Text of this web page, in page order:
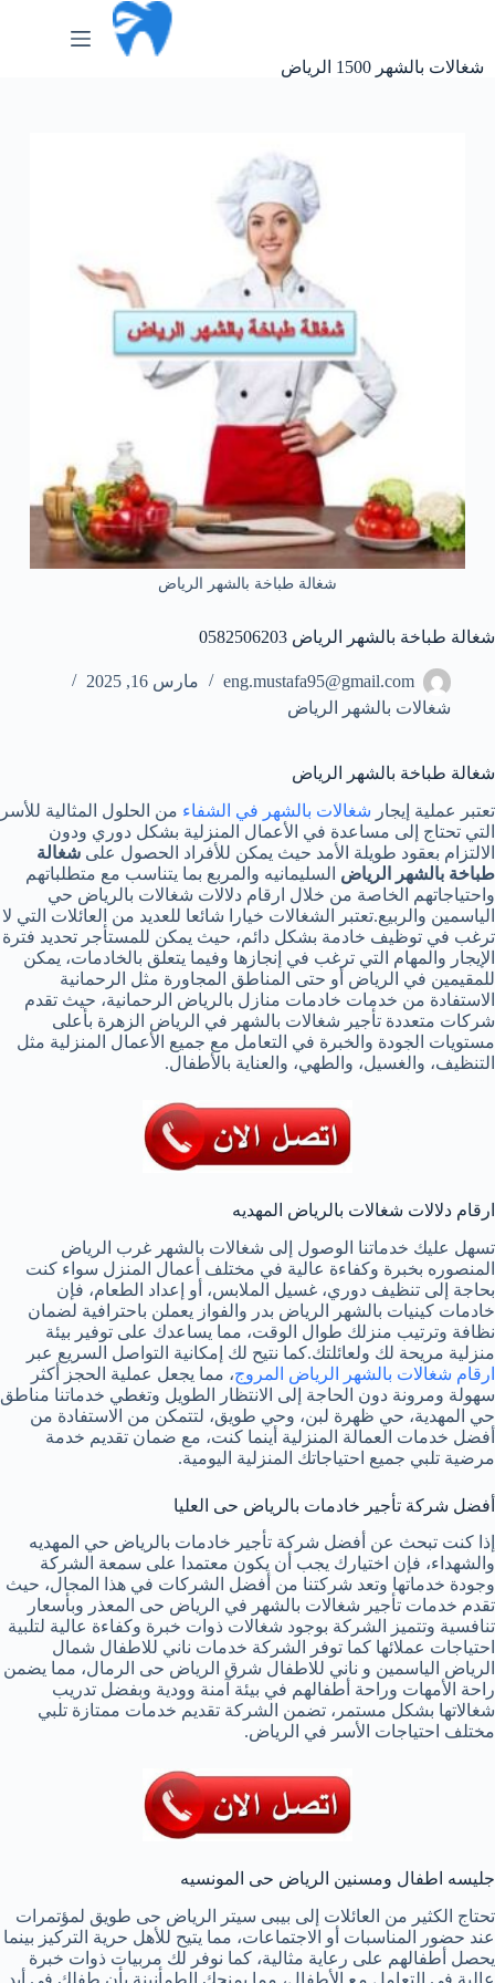
شغالات بالشهر 1500 الرياض
شغالة طباخة بالشهر الرياض
شغالة طباخة بالشهر الرياض 0582506203
eng.mustafa95@gmail.com
مارس 16, 2025
شغالات بالشهر الرياض
شغالة طباخة بالشهر الرياض
تعتبر عملية إيجار شغالات بالشهر في الشفاء من الحلول المثالية للأسر
التي تحتاج إلى مساعدة في الأعمال المنزلية بشكل دوري ودون
الالتزام بعقود طويلة الأمد حيث يمكن للأفراد الحصول على شغالة
طباخة بالشهر الرياض السليمانيه والمربع بما يتناسب مع متطلباتهم
واحتياجاتهم الخاصة من خلال ارقام دلالات شغالات بالرياض حي
الياسمين والربيع.تعتبر الشغالات خيارا شائعا للعديد من العائلات التي لا
ترغب في توظيف خادمة بشكل دائم، حيث يمكن للمستأجر تحديد فترة
الإيجار والمهام التي ترغب في إنجازها وفيما يتعلق بالخادمات، يمكن
للمقيمين في الرياض أو حتى المناطق المجاورة مثل الرحمانية
الاستفادة من خدمات خادمات منازل بالرياض الرحمانية، حيث تقدم
شركات متعددة تأجير شغالات بالشهر في الرياض الزهرة بأعلى
مستويات الجودة والخبرة في التعامل مع جميع الأعمال المنزلية مثل
التنظيف، والغسيل، والطهي، والعناية بالأطفال.
ارقام دلالات شغالات بالرياض المهديه
تسهل عليك خدماتنا الوصول إلى شغالات بالشهر غرب الرياض
المنصوره بخبرة وكفاءة عالية في مختلف أعمال المنزل سواء كنت
بحاجة إلى تنظيف دوري، غسيل الملابس، أو إعداد الطعام، فإن
خادمات كينيات بالشهر الرياض بدر والفواز يعملن باحترافية لضمان
نظافة وترتيب منزلك طوال الوقت، مما يساعدك على توفير بيئة
منزلية مريحة لك ولعائلتك.كما نتيح لك إمكانية التواصل السريع عبر
ارقام شغالات بالشهر الرياض المروج، مما يجعل عملية الحجز أكثر
سهولة ومرونة دون الحاجة إلى الانتظار الطويل وتغطي خدماتنا مناطق
حي المهدية، حي ظهرة لبن، وحي طويق، لتتمكن من الاستفادة من
أفضل خدمات العمالة المنزلية أينما كنت، مع ضمان تقديم خدمة
مرضية تلبي جميع احتياجاتك المنزلية اليومية.
أفضل شركة تأجير خادمات بالرياض حى العليا
إذا كنت تبحث عن أفضل شركة تأجير خادمات بالرياض حي المهديه
والشهداء، فإن اختيارك يجب أن يكون معتمدا على سمعة الشركة
وجودة خدماتها وتعد شركتنا من أفضل الشركات في هذا المجال، حيث
تقدم خدمات تأجير شغالات بالشهر في الرياض حى المعذر وبأسعار
تنافسية وتتميز الشركة بوجود شغالات ذوات خبرة وكفاءة عالية لتلبية
احتياجات عملائها كما توفر الشركة خدمات ناني للاطفال شمال
الرياض الياسمين و ناني للاطفال شرق الرياض حى الرمال، مما يضمن
راحة الأمهات وراحة أطفالهم في بيئة آمنة وودية وبفضل تدريب
شغالاتها بشكل مستمر، تضمن الشركة تقديم خدمات ممتازة تلبي
مختلف احتياجات الأسر في الرياض.
جليسه اطفال ومسنين الرياض حى المونسيه
تحتاج الكثير من العائلات إلى بيبى سيتر الرياض حى طويق لمؤتمرات
عند حضور المناسبات أو الاجتماعات، مما يتيح للأهل حرية التركيز بينما
يحصل أطفالهم على رعاية مثالية، كما نوفر لك مربيات ذوات خبرة